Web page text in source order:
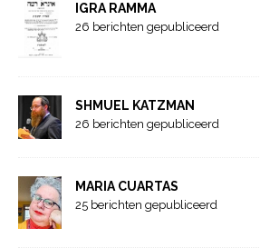
IGRA RAMMA
26 berichten gepubliceerd
SHMUEL KATZMAN
26 berichten gepubliceerd
MARIA CUARTAS
25 berichten gepubliceerd